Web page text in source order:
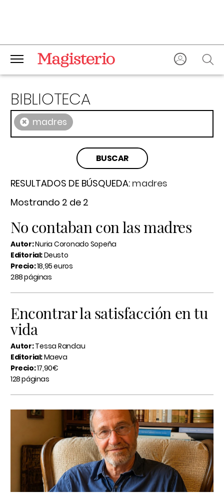
BIBLIOTECA
× madres
RESULTADOS DE BÚSQUEDA: madres
Mostrando 2 de 2
No contaban con las madres
Autor:Nuria Coronado Sopeña
Editorial:Deusto
Precio:18,95 euros
288 páginas
Encontrar la satisfacción en tu
vida
Autor:Tessa Randau
Editorial:Maeva
Precio:17,90€
128 páginas